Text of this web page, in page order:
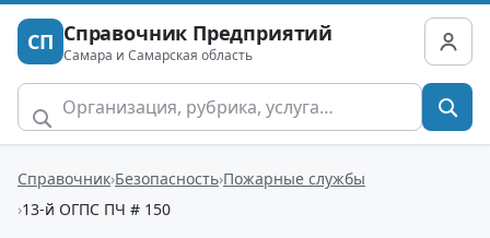
СП Справочник Предприятий
Самара и Самарская область
Справочник Безопасность Пожарные службы
13-й ОГПС ПЧ # 150